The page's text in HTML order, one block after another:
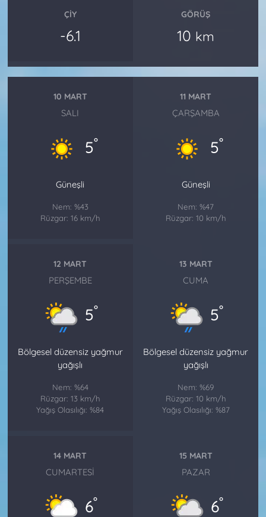
ÇIY
-6.1
GÖRÜŞ
10 km
10 MART
SALI
5°
Güneşli
Nem: %43
Rüzgar: 16 km/h
11 MART
ÇARŞAMBA
5°
Güneşli
Nem: %47
Rüzgar: 10 km/h
12 MART
PERŞEMBE
5°
Bölgesel düzensiz yağmur
yağışlı
Nem: %64
Rüzgar: 13 km/h
Yağış Olasılığı: %84
13 MART
CUMA
5°
Bölgesel düzensiz yağmur
yağışlı
Nem: %69
Rüzgar: 10 km/h
Yağış Olasılığı: %87
14 MART
CUMARTESI
6°
15 MART
PAZAR
6°